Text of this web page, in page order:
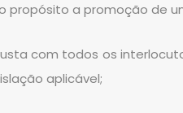
propósito a promoção de
com todos os
aplicável;